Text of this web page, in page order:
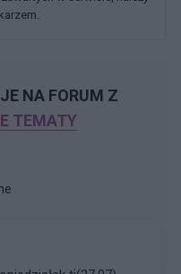
NA FORUM Z
TEMATY